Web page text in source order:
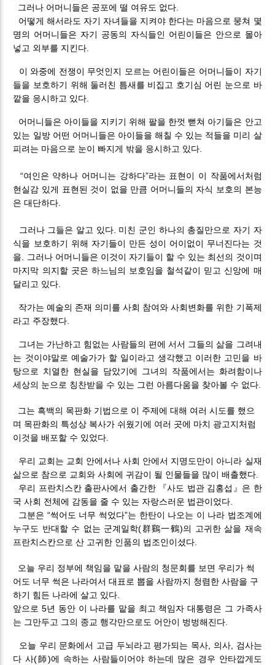
그러나 어머니들은 공포에 떨 여유도 없다.
어떻게 해서라도 자기 자녀들을 지켜야 한다는 마음으로 뭉쳐 몇
명의 어머니들은 자기 공동의 자식들인 어린이들은 안으로 몰아
넣고 외부를 지킨다.
이 와중에 전쟁이 무엇인지 모르는 어린이들은 어머니들이 자기
들을 보호하기 위해 둘러친 틈새를 비집고 호기심 어린 눈으로 바
깥을 응시하고 있다.
어머니들은 아이들을 지키기 위해 팔을 한껏 뻗쳐 아기들은 안고
있는 일방 어떤 어머니들은 아이들을 해칠 수 있는 적들을 미리 살
피려는 마음으로 눈이 빠지게 밖을 응시하고 있다.
“여인은 약하나 어머니는 강하다”라는 표현이 이 작품에서처럼
현실감 있게 표현된 것이 없을 만큼 어머니들의 자식 보호의 본능
은 대단하다.
그러나 그들은 알고 있다. 미친 군인 하나의 총질만으로 자기 자
식을 보호하기 위해 자기들이 만든 성이 어이없이 무너진다는 것
을. 그러나 어머니들은 이것이 자기들이 할 수 있는 최선의 것이며
마지막 의지할 곳은 하느님의 보호임을 철석같이 믿고 신앙에 매
달리고 있다.
​작가는 예술의 존재 의미를 사회 참여와 사회변화를 위한 기폭제
라고 주장했다.
그녀는 가난하고 힘없는 사람들의 편에 서서 그들의 삶을 그려내
는 것이야말로 예술가가 할 일이라고 생각했고 이러한 고민을 바
탕으로 치열한 현실을 담았기에 그녀의 작품에서는 화려함이나
세상의 눈으로 칭찬받을 수 있는 그런 아름다움을 찾아볼 수 없다.
그는 흑백의 목판화 기법으로 이 주제에 대해 여러 시도를 했으
며 목판화의 특성상 복사가 쉬웠기에 여러 곳에 마치 광고지처럼
이것을 배포할 수 있었다.
우리 교회는 교회 안에서나 사회 안에서 지명도만이 아니라 실재
삶으로 참으로 교회와 사회에 귀감이 될 인물들을 많이 배출했다.
우리 프란치스칸 출판사에서 출간한 『사도 법관 김홍섭』은 한
국 사회 전체에 감동을 줄 수 있는 자랑스러운 법관이었다.
그분은 “썩어도 너무 썩었다”는 한탄이 나오는 이 나라 법조계에
누구도 반대할 수 없는 군계일학(群鷄一鶴)의 고귀한 삶을 재속
프란치스칸으로 산 고귀한 인품의 법조인이셨다.
오늘 우리 정부에 책임을 맡을 사람의 청문회를 보면 우리가 썩
어도 너무 썩은 나라여서 대표로 뽑을 사람까지 청렴한 사람을 구
하기 힘든 나라에 살고 있다.
앞으로 5년 동안 이 나라를 맡을 최고 책임자 대통령은 그 가족사
는 그만두고 그의 종교 행각만으로도 어안이 벙벙해진다.
오늘 우리 문화에서 고급 두뇌라고 평가되는 목사, 의사, 검사는
다 사(師)에 속하는 사람들이어야 하는데 많은 경우 안타깝게도